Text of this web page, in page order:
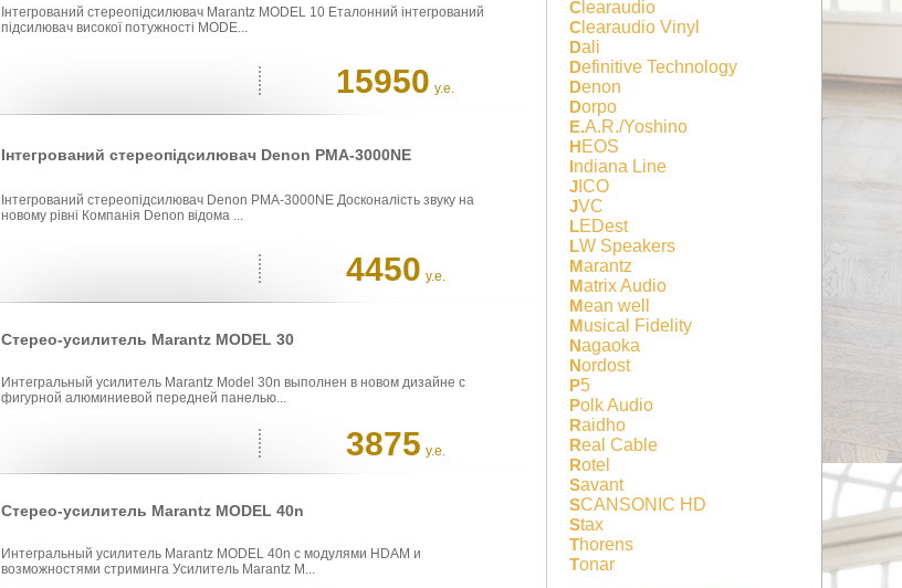
Інтегрований стереопідсилювач Marantz MODEL 10 Еталонний інтегрований
підсилювач високої потужності MODE...
15950 у.е.
Інтегрований стереопідсилювач Denon PMA-3000NE
Інтегрований стереопідсилювач Denon PMA-3000NE Досконалість звуку на
новому рівні Компанія Denon відома ...
4450 у.е.
Стерео-усилитель Marantz MODEL 30
Интегральный усилитель Marantz Model 30n выполнен в новом дизайне с
фигурной алюминиевой передней панелью...
3875 у.е.
Стерео-усилитель Marantz MODEL 40n
Интегральный усилитель Marantz MODEL 40n с модулями HDAM и
возможностями стриминга Усилитель Marantz M...
Clearaudio
Clearaudio Vinyl
Dali
Definitive Technology
Denon
Dorpo
E.A.R./Yoshino
HEOS
Indiana Line
JICO
JVC
LEDest
LW Speakers
Marantz
Matrix Audio
Mean well
Musical Fidelity
Nagaoka
Nordost
P5
Polk Audio
Raidho
Real Cable
Rotel
Savant
SCANSONIC HD
Stax
Thorens
Tonar